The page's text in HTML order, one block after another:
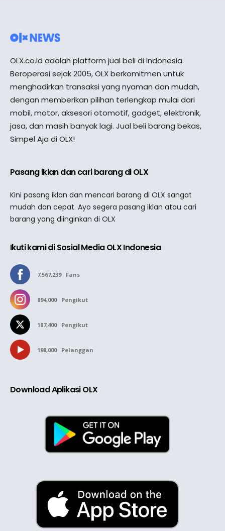
OLX.co.id adalah platform jual beli di Indonesia.
Beroperasi sejak 2005, OLX berkomitmen untuk
menghadirkan transaksi yang nyaman dan mudah,
dengan memberikan pilihan terlengkap mulai dari
mobil, motor, aksesori otomotif, gadget, elektronik,
jasa, dan masih banyak lagi. Jual beli barang bekas,
Simpel Aja di OLX!
Pasang iklan dan cari barang di OLX
Kini pasang iklan dan mencari barang di OLX sangat
mudah dan cepat. Ayo segera pasang iklan atau cari
barang yang diinginkan di OLX
Ikuti kami di Sosial Media OLX Indonesia
7,567,239 Fans
894,000 Pengikut
187,400 Pengikut
198,000 Pelanggan
Download Aplikasi OLX